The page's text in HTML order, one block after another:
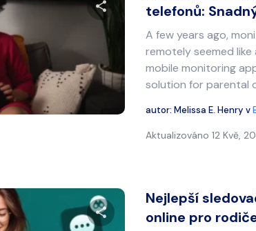
Sdílet tento článek
telefonů:
A few years ago,
remotely seemed
mobile monitoring
solution for parental
autor:Melissa E. Henry v
Aktualizováno 12 Kvě,
Nejlepší
online pro